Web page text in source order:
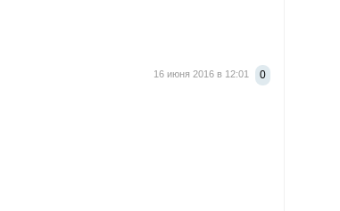
0
16 июня 2016 в 12:01